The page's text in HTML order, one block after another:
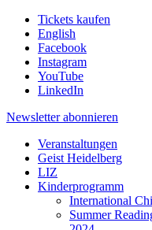
Tickets kaufen
English
Facebook
Instagram
YouTube
LinkedIn
Newsletter abonnieren
Veranstaltungen
Geist Heidelberg
LIZ
Kinderprogramm
International
Summer